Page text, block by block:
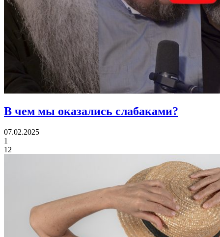
В чем мы оказались слабаками?
07.02.2025
1
12